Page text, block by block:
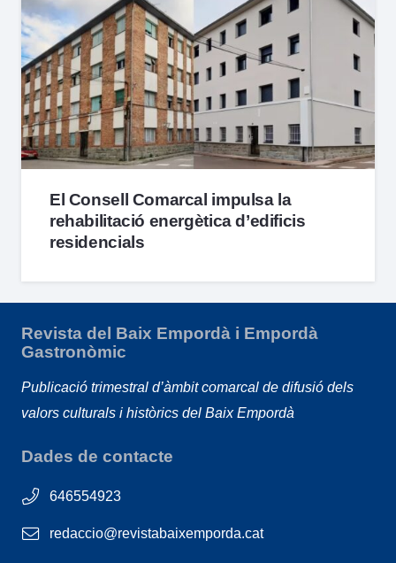
El Consell Comarcal impulsa la
rehabilitació energètica d’edificis
residencials
Revista del Baix Empordà i Empordà
Gastronòmic
Publicació trimestral d’àmbit comarcal de difusió dels
valors culturals i històrics del Baix Empordà
Dades de contacte
646554923
redaccio@revistabaixemporda.cat